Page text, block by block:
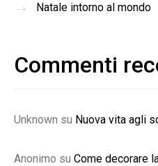
Natale intorno al mondo
Commenti
Unknown su Nuova vita agli
Anonimo su Come decorare